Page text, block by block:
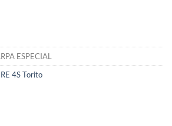
ESPECIAL
RE 4S Torito